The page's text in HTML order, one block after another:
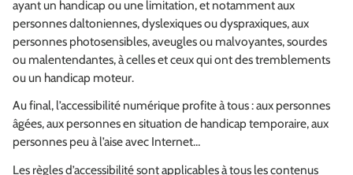
ayant un handicap ou une limitation, et notamment aux
personnes daltoniennes, dyslexiques ou dyspraxiques, aux
personnes photosensibles, aveugles ou malvoyantes, sourdes
ou malentendantes, à celles et ceux qui ont des tremblements
ou un handicap moteur.
Au final, l’accessibilité numérique profite à tous : aux personnes
âgées, aux personnes en situation de handicap temporaire, aux
personnes peu à l’aise avec Internet…
Les règles d’accessibilité sont applicables à tous les contenus